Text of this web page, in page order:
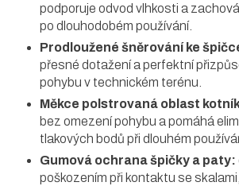
podporuje odvod vlhkosti a
po dlouhodobém používání.
Prodloužené šněrování ke
přesné dotažení a perfektní
pohybu v technickém terénu.
Měkce polstrovaná oblast
bez omezení pohybu a pomáhá
tlakových bodů při dlouhém
Gumová ochrana špičky a paty:
poškozením při kontaktu se